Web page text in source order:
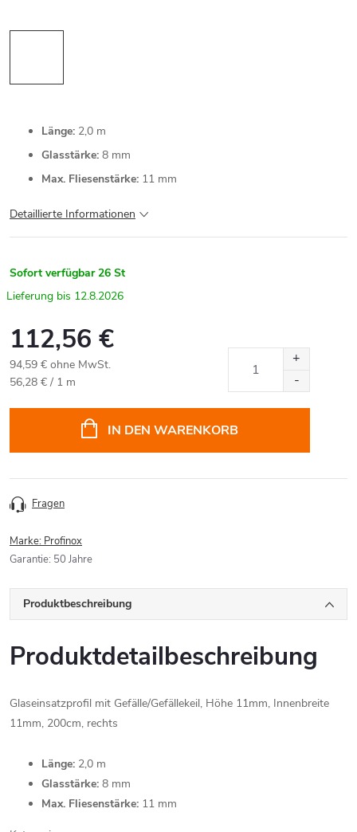
Länge: 2,0 m
Glasstärke: 8 mm
Max. Fliesenstärke: 11 mm
Detaillierte Informationen
Sofort verfügbar 26 St
12.8.2026
112,56 €
94,59 € ohne MwSt.
Verkaufspreis:
56,28 € / 1 m
IN DEN WARENKORB
Fragen
Marke: Profinox
Garantie: 50 Jahre
Produktbeschreibung
Produktdetailbeschreibung
Glaseinsatzprofil mit Gefälle/Gefällekeil, Höhe 11mm, Innenbreite
11mm, 200cm, rechts
Länge: 2,0 m
Glasstärke: 8 mm
Max. Fliesenstärke: 11 mm